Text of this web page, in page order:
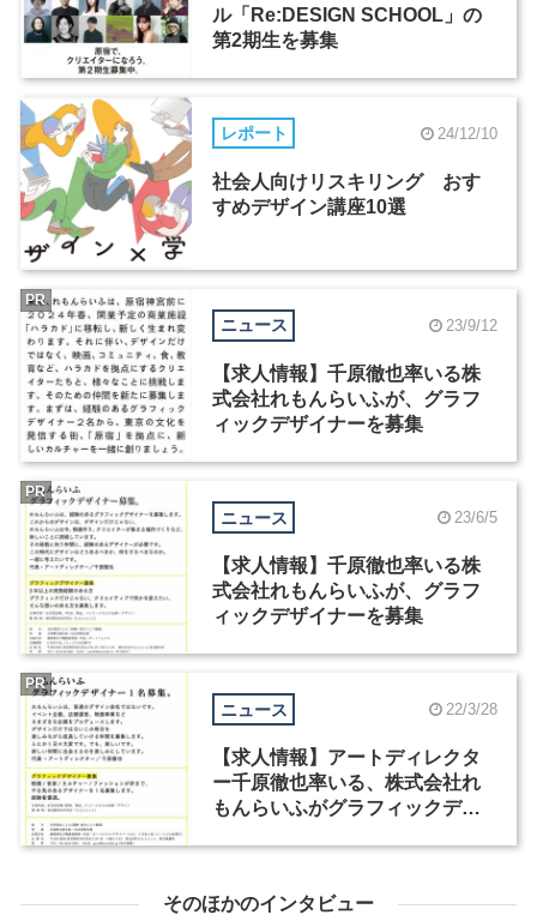
ル「Re:DESIGN SCHOOL」の
第2期生を募集
レポート 24/12/10
社会人向けリスキリング おす
すめデザイン講座10選
ニュース 23/9/12
【求人情報】千原徹也率いる株
式会社れもんらいふが、グラフ
ィックデザイナーを募集
PR
ニュース 23/6/5
【求人情報】千原徹也率いる株
式会社れもんらいふが、グラフ
ィックデザイナーを募集
PR
ニュース 22/3/28
【求人情報】アートディレクタ
ー千原徹也率いる、株式会社れ
もんらいふがグラフィックデザ
PR
そのほかのインタビュー